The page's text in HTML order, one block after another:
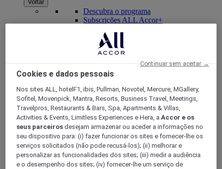
Voltar
Descubra o programa
Subscrições ALL Accor+
ALL Accor+ Voyager
15% de desconto durante todo o anonas suas
estadias em +30 marcas
Cookies e dados pessoais
Nos sites ALL, hotelF1, ibis, Pullman, Novotel, Mercure, MGallery,
Sofitel, Movenpick, Mantra, Resorts, Business Travel, Meetings,
Travelpros, Restaurants & Bars, Spa, Apartments & Villas,
Activities & Events, Limitless Experiences e Hera, aAccor e os
seus parceiros desejam armazenar ou aceder a informações no
seu dispositivo para: (i) fazer funcionar os sites e fornecer-lhe os
serviços solicitados (não pode recusá-los); (ii) melhorar e
personalizar as funcionalidades dos sites; (iii) medir a audiência
e o desempenho dos sites; (iv) fornecer-lhe um serviço de
Continuar sem aceitar →